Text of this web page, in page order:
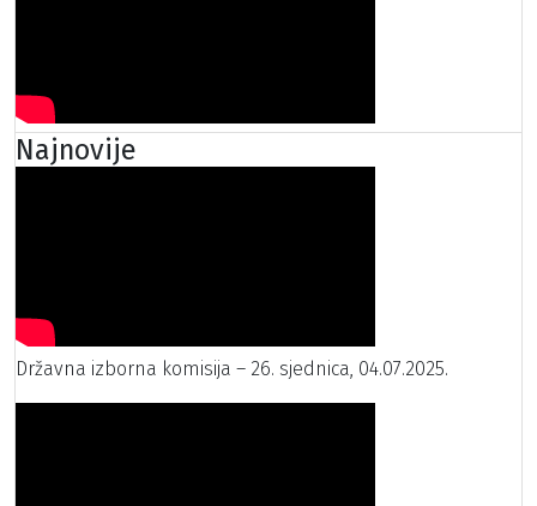
Najnovije
Državna izborna komisija – 26. sjednica, 04.07.2025.